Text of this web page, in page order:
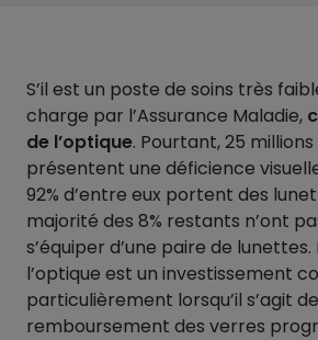
S’il est un poste de soins très
charge par l’Assurance Maladie,
de l’optique. Pourtant, 25
présentent une déficience
92% d’entre eux portent des
majorité des 8% restants n’ont
s’équiper d’une paire de
l’optique est un investissement
particulièrement lorsqu’il s’agit
remboursement des verres